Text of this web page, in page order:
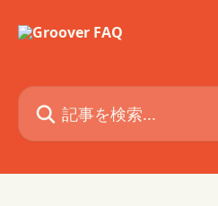
記事を検索...